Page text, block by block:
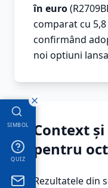
în euro
comparat cu
confirmând
noi optiuni
Context
pentru
Rezultatele din
SIMBOL
QUIZ